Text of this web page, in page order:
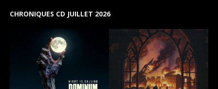
CHRONIQUES CD JUILLET 2026